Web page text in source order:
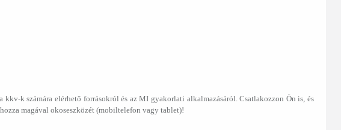
k számára elérhető forrásokról és az MI gyakorlati alkalmazásáról. Csatlakozzon Ön is, és
magával okoseszközét (mobiltelefon vagy tablet)!